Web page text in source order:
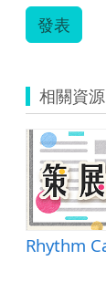
發表
相關資源